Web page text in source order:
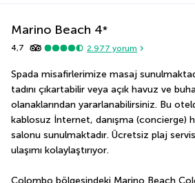
Marino Beach 4*
4,7 2.977 yorum
Spada misafirlerimize masaj
tadını çıkartabilir veya açık havuz ve
olanaklarından yararlanabilirsiniz. Bu
kablosuz İnternet, danışma (concierge)
salonu sunulmaktadır. Ücretsiz plaj
ulaşımı kolaylaştırıyor.
Colombo bölgesindeki Marino Beach